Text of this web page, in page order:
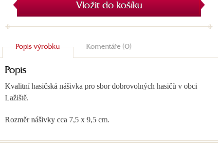
Vložit do košíku
Popis výrobku Komentáře (0)
Popis
Kvalitní hasičská nášivka pro sbor dobrovolných hasičů v obci
Lažiště.
Rozměr nášivky cca 7,5 x 9,5 cm.